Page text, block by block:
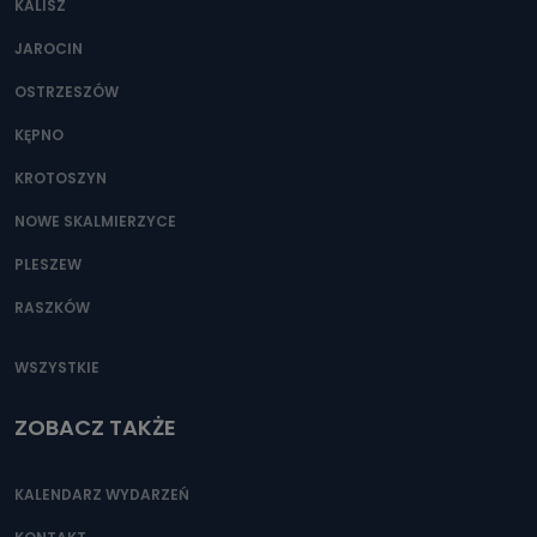
Można to zrobić pod numerem telefonu 62 735-51-05 lub
KALISZ
JAROCIN
OSTRZESZÓW
KĘPNO
KROTOSZYN
NOWE SKALMIERZYCE
PLESZEW
RASZKÓW
WSZYSTKIE
ZOBACZ TAKŻE
KALENDARZ WYDARZEŃ